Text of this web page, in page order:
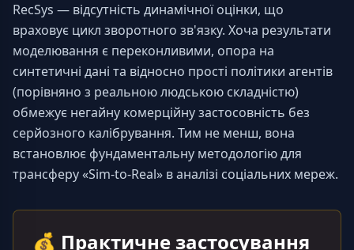
RecSys — відсутність динамічної оцінки, що
враховує цикл зворотного зв'язку. Хоча результати
моделювання є переконливими, опора на
синтетичні дані та відносно прості політики агентів
(порівняно з реальною людською складністю)
обмежує негайну комерційну застосовність без
серйозного калібрування. Тим не менш, вона
встановлює фундаментальну методологію для
трансферу «Sim-to-Real» в аналізі соціальних мереж.
💰 Практичне застосування